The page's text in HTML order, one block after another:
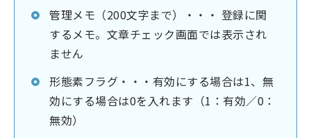
管理メモ（200文字まで）・・・ 登録に関
するメモ。文章チェック画面では表示され
ません
形態素フラグ・・・有効にする場合は1、無
効にする場合は0を入れます（1：有効／0：
無効）